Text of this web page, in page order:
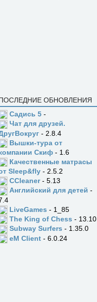
ОБНОВЛЕНИЯ
Садись 5 -
Чат для друзей.
- 2.8.4
Вышки-тура от
Скиф - 1.6
Качественные матрасы
Sleep&fly - 2.5.2
CCleaner- 5.13
Английский для детей -
LiveGames - 1_85
The King of Chess - 13.10
Subway Surfers - 1.35.0
eM Client - 6.0.24